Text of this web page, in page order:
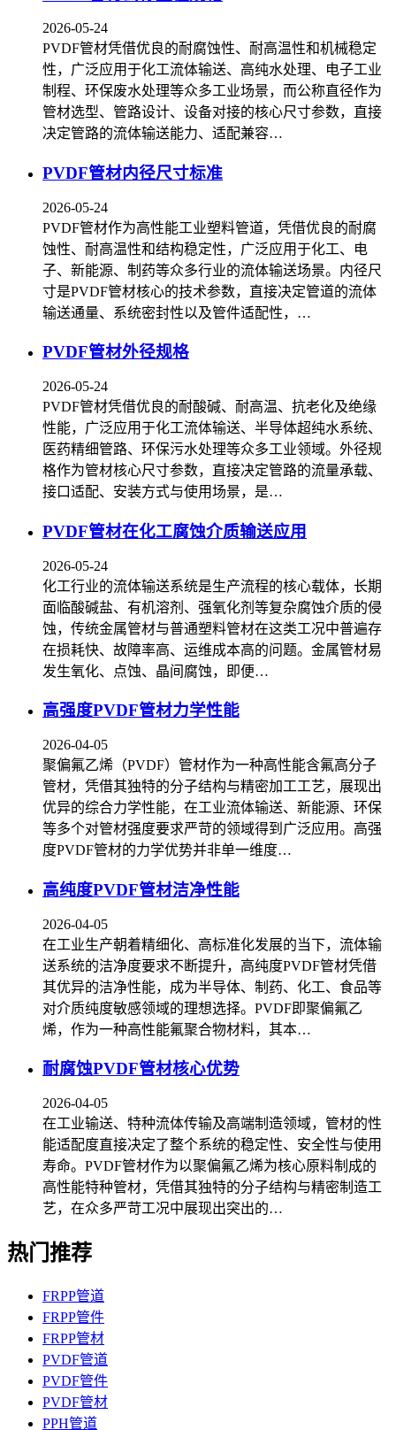
2026-05-24
PVDF管材凭借优良的耐腐蚀性、耐高温性和机械稳定
性，广泛应用于化工流体输送、高纯水处理、电子工业
制程、环保废水处理等众多工业场景，而公称直径作为
管材选型、管路设计、设备对接的核心尺寸参数，直接
决定管路的流体输送能力、适配兼容…
PVDF管材内径尺寸标准
2026-05-24
PVDF管材作为高性能工业塑料管道，凭借优良的耐腐
蚀性、耐高温性和结构稳定性，广泛应用于化工、电
子、新能源、制药等众多行业的流体输送场景。内径尺
寸是PVDF管材核心的技术参数，直接决定管道的流体
输送通量、系统密封性以及管件适配性，…
PVDF管材外径规格
2026-05-24
PVDF管材凭借优良的耐酸碱、耐高温、抗老化及绝缘
性能，广泛应用于化工流体输送、半导体超纯水系统、
医药精细管路、环保污水处理等众多工业领域。外径规
格作为管材核心尺寸参数，直接决定管路的流量承载、
接口适配、安装方式与使用场景，是…
PVDF管材在化工腐蚀介质输送应用
2026-05-24
化工行业的流体输送系统是生产流程的核心载体，长期
面临酸碱盐、有机溶剂、强氧化剂等复杂腐蚀介质的侵
蚀，传统金属管材与普通塑料管材在这类工况中普遍存
在损耗快、故障率高、运维成本高的问题。金属管材易
发生氧化、点蚀、晶间腐蚀，即便…
高强度PVDF管材力学性能
2026-04-05
聚偏氟乙烯（PVDF）管材作为一种高性能含氟高分子
管材，凭借其独特的分子结构与精密加工工艺，展现出
优异的综合力学性能，在工业流体输送、新能源、环保
等多个对管材强度要求严苛的领域得到广泛应用。高强
度PVDF管材的力学优势并非单一维度…
高纯度PVDF管材洁净性能
2026-04-05
在工业生产朝着精细化、高标准化发展的当下，流体输
送系统的洁净度要求不断提升，高纯度PVDF管材凭借
其优异的洁净性能，成为半导体、制药、化工、食品等
对介质纯度敏感领域的理想选择。PVDF即聚偏氟乙
烯，作为一种高性能氟聚合物材料，其本…
耐腐蚀PVDF管材核心优势
2026-04-05
在工业输送、特种流体传输及高端制造领域，管材的性
能适配度直接决定了整个系统的稳定性、安全性与使用
寿命。PVDF管材作为以聚偏氟乙烯为核心原料制成的
高性能特种管材，凭借其独特的分子结构与精密制造工
艺，在众多严苛工况中展现出突出的…
热门推荐
FRPP管道
FRPP管件
FRPP管材
PVDF管道
PVDF管件
PVDF管材
PPH管道